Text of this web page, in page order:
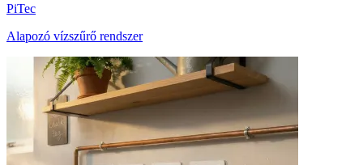
PiTec
Alapozó vízszűrő rendszer